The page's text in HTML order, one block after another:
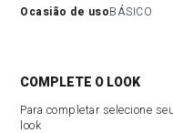
ocasião de usoBÁSICO
COMPLETE O LOOK
Para completar selecione
look